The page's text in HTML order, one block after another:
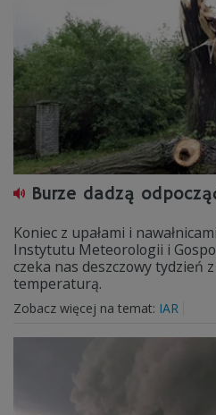
Burze dadzą
Koniec z upałami i
Instytutu Meteorologii i
czeka nas deszczowy tydzień
temperaturą.
Zobacz więcej na temat: IAR